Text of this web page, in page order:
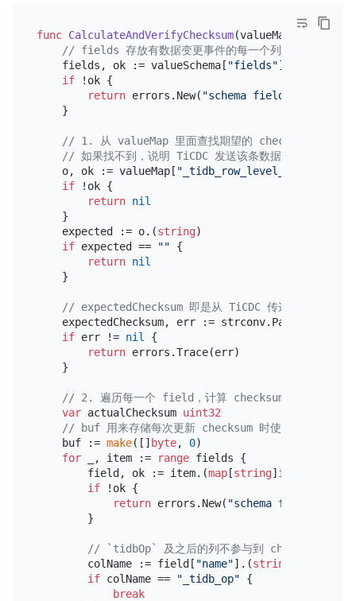
func CalculateAndVerifyChecksum(valueMap,
// fields 存放有数据变更事件的每一个列的类型信息，
    fields, ok := valueSchema[
"fields"].([]
if !ok {
return errors.New( "schema fields should be
    }
// 1. 从 valueMap 里面查找期望的 checksum 值，
// 如果找不到，说明 TiCDC 发送该条数据时，还没有开
    o, ok := valueMap[
"_tidb_row_level_checksum"
if !ok {
return nil
    }
    expected := o.(
string)
if expected == "" {
return nil
    }
// expectedChecksum 即是从 TiCDC 传递而来的期望
expectedChecksum, err :=
if err != nil
{
return errors.Trace(err)
    }
// 2. 遍历每一个 field，计算 checksum 值
var actualChecksum uint32
// buf 用来存储每次更新 checksum 时使用的字节切片
    buf :=
make([] byte, 0)
for _, item := range fields {
        field, ok := item.(
map[string] interface
if !ok {
return errors.New( "schema field
        }
// `tidbOp` 及之后的列不参与到 checksum 计算中
        colName := field[
"name"].(string
if colName == "_tidb_op" {
break